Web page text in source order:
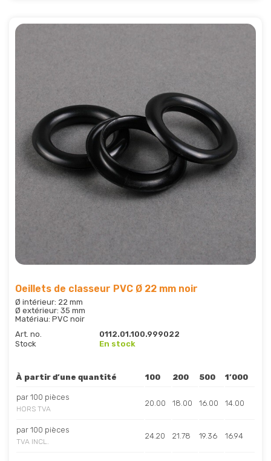
Oeillets de classeur PVC Ø 22 mm noir
Ø intérieur: 22 mm
Ø extérieur: 35 mm
Matériau: PVC noir
Art. no.
0112.01.100.999022
Stock
En stock
À partir d’une quantité 100 200 500 1’000
par 100 pièces
HORS TVA
20.00 18.00 16.00 14.00
par 100 pièces
TVA INCL.
24.20 21.78 19.36 16.94